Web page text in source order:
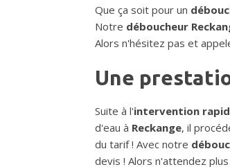
Que ça soit pour un
Notre déboucheur
Alors n'hésitez pas et
Une
Suite à l'intervention
d'eau à Reckange, il
du tarif ! Avec notre
devis ! Alors n'attendez